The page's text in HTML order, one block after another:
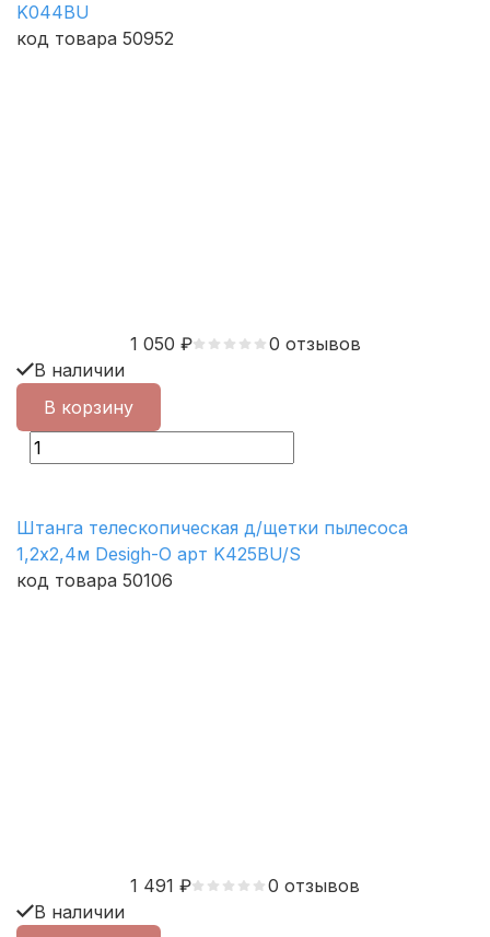
K044BU
код товара 50952
1 050 ₽
0 отзывов
В наличии
В корзину
Штанга телескопическая д/щетки пылесоса
1,2х2,4м Desigh-O арт K425BU/S
код товара 50106
1 491 ₽
0 отзывов
В наличии